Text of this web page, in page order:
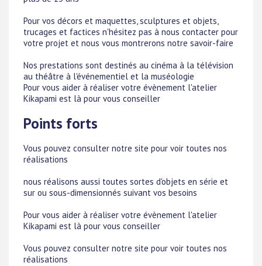
Pour vos décors et maquettes, sculptures et objets,
trucages et factices n'hésitez pas à nous contacter pour
votre projet et nous vous montrerons notre savoir-faire
Nos prestations sont destinés au cinéma à la télévision
au théâtre à l'événementiel et la muséologie
Pour vous aider à réaliser votre évènement l'atelier
Kikapami est là pour vous conseiller
Points forts
Vous pouvez consulter notre site pour voir toutes nos
réalisations
nous réalisons aussi toutes sortes d'objets en série et
sur ou sous-dimensionnés suivant vos besoins
Pour vous aider à réaliser votre évènement l'atelier
Kikapami est là pour vous conseiller
Vous pouvez consulter notre site pour voir toutes nos
réalisations